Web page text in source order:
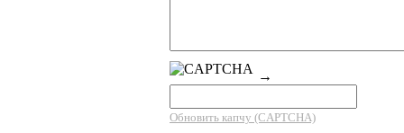
→
Обновить капчу (CAPTCHA)